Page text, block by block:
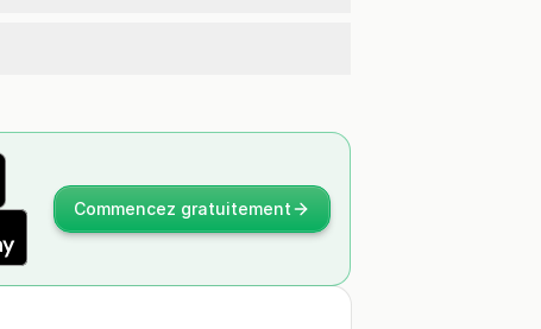
Commencez gratuitement